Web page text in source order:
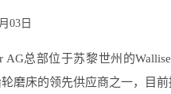
03日
AG总部位于苏黎世州的
磨床的领先供应商之一，目